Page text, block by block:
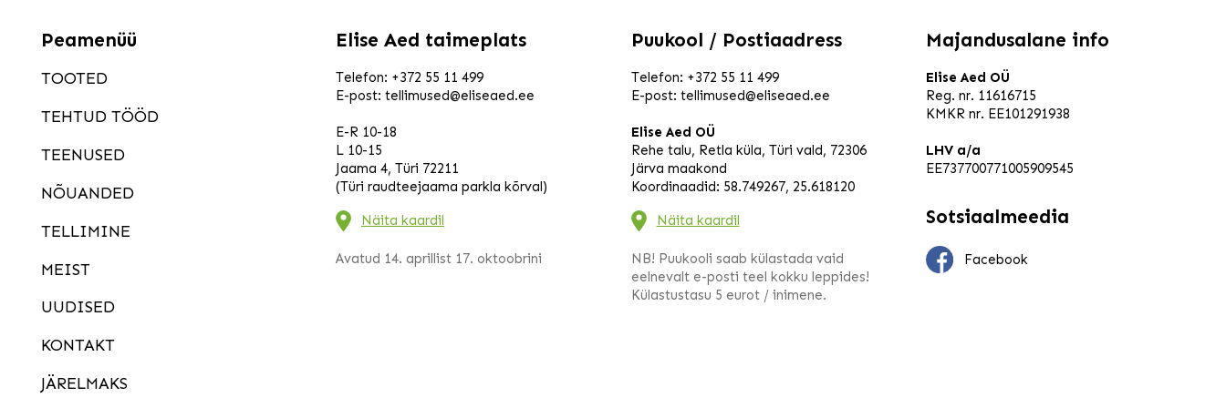
Peamenüü
TOOTED
TEHTUD TÖÖD
TEENUSED
NÕUANDED
TELLIMINE
MEIST
UUDISED
KONTAKT
JÄRELMAKS
Elise Aed taimeplats
Telefon: +372 55 11 499
E-post:tellimused@eliseaed.ee
E-R 10-18
L 10-15
Jaama 4, Türi 72211
(Türi raudteejaama parkla kõrval)
Näita kaardil
Avatud 14. aprillist 17. oktoobrini
Puukool / Postiaadress
Telefon: +372 55 11 499
E-post: tellimused@eliseaed.ee
Elise Aed OÜ
Rehe talu, Retla küla, Türi vald, 72306
Järva maakond
Koordinaadid: 58.749267, 25.618120
Näita kaardil
NB! Puukooli saab külastada vaid
eelnevalt e-posti teel kokku leppides!
Külastustasu 5 eurot / inimene.
Majandusalane info
Elise Aed OÜ
Reg. nr. 11616715
KMKR nr. EE101291938
LHV a/a
EE737700771005909545
Sotsiaalmeedia
Facebook